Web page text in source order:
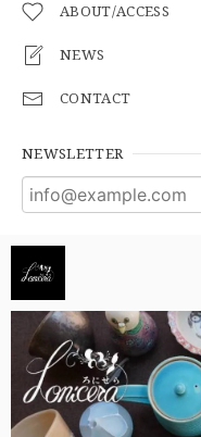
ABOUT/ACCESS
NEWS
CONTACT
NEWSLETTER